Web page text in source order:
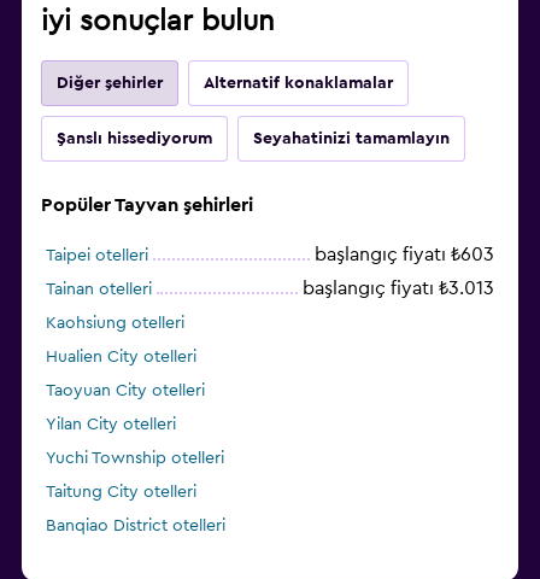
iyi sonuçlar bulun
Diğer şehirler Alternatif konaklamalar
Şanslı hissediyorum Seyahatinizi tamamlayın
Popüler Tayvan şehirleri
Taipei otelleri başlangıç fiyatı ₺603
Tainan otelleri başlangıç fiyatı ₺3.013
Kaohsiung otelleri
Hualien City otelleri
Taoyuan City otelleri
Yilan City otelleri
Yuchi Township otelleri
Taitung City otelleri
Banqiao District otelleri